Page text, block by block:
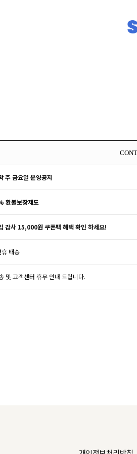
주 금요일 운영공지
환불보장제도
감사 15,000원 쿠폰팩 혜택 확인 하세요!
배송
및 고객센터 휴무 안내 드립니다.